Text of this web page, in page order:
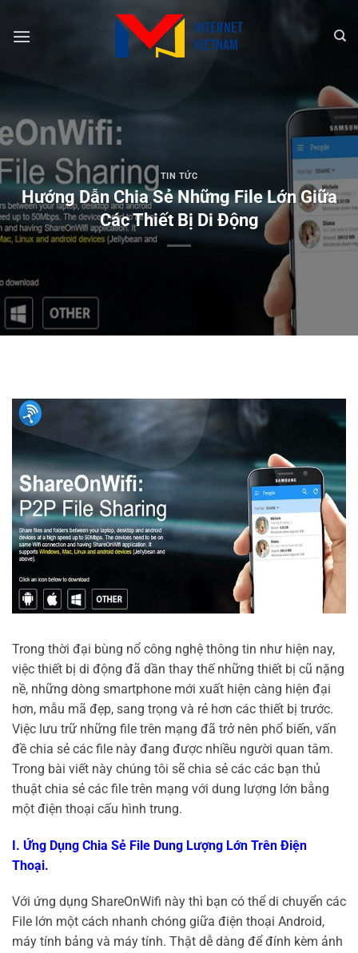
đến
TIN TỨC
Hướng Dẫn Chia Sẻ Những File Lớn Giữa
Các Thiết Bị Di Động
Trong thời đại bùng nổ công nghệ thông tin như hiện nay,
việc thiết bị di động đã dần thay thế những thiết bị cũ nặng
nề, những dòng smartphone mới xuất hiện càng hiện đại
hơn, mẫu mã đẹp, sang trọng và rẻ hơn các thiết bị trước.
Việc lưu trữ những file trên mạng đã trở nên phổ biến, vấn
đề chia sẻ các file này đang được nhiều người quan tâm.
Trong bài viết này chúng tôi sẽ chia sẻ các các bạn thủ
thuật chia sẻ các file trên mạng với dung lượng lớn bằng
một điện thoại cấu hình trung.
I. Ứng Dụng Chia Sẻ File Dung Lượng Lớn Trên Điện
Thoại.
Với ứng dụng ShareOnWifi này thì bạn có thể di chuyển các
File lớn một cách nhanh chóng giữa điện thoại Android,
máy tính bảng và máy tính. Thật dễ dàng để đính kèm ảnh